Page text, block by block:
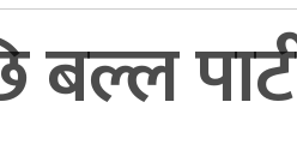
बल्ल